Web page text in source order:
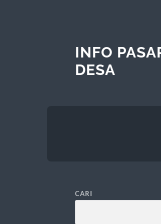
INFO
DESA
CARI